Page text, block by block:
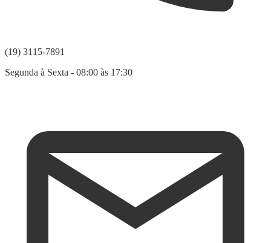
(19) 3115-7891
Segunda à Sexta - 08:00 às 17:30